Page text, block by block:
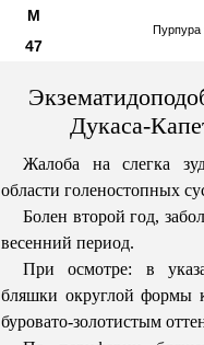
М
47
Пурпура
Дукаса-
Жалоба на слегка
области голеностопных
Болен второй год,
весенний период.
При осмотре: в
бляшки округлой формы
буровато-золотистым